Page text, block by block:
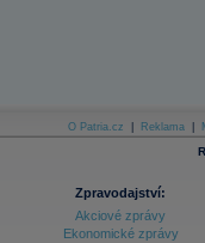
O Patria.cz Reklama
Zpravodajství:
Akciové zprávy
Ekonomické zprávy